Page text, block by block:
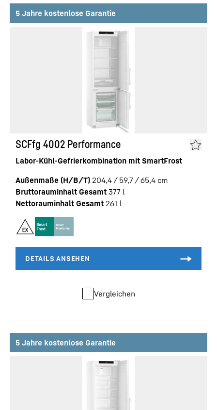
5 Jahre kostenlose Garantie
SCFfg 4002 Performance
Labor-Kühl-Gefrierkombination mit SmartFrost
Außenmaße (H/B/T) 204,4 / 59,7 / 65,4 cm
Bruttorauminhalt Gesamt 377 l
Nettorauminhalt Gesamt 261 l
Vergleichen
5 Jahre kostenlose Garantie